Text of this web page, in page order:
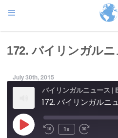
172. バイリンガル
July 30th, 2015
バイリンガルニュース |
172. バイリンガルニ
Play
Episode
1x